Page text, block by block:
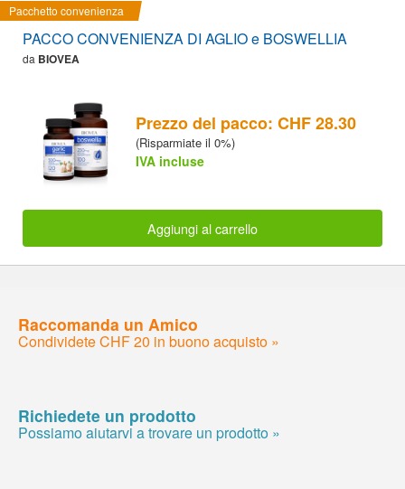
Pacchetto convenienza
PACCO CONVENIENZA DI AGLIO e BOSWELLIA
da BIOVEA
Prezzo del pacco: CHF 28.30
(Risparmiate il 0%)
IVA incluse
Aggiungi al carrello
Raccomanda un Amico
Condividete CHF 20 in buono acquisto »
Richiedete un prodotto
Possiamo aiutarvi a trovare un prodotto »